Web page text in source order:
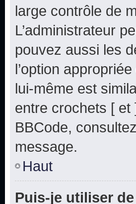
large contrôle de
L’administrateur
pouvez aussi les
l’option
lui-même est
entre crochets [ et
BBCode,
message.
Haut
Puis-je utiliser de